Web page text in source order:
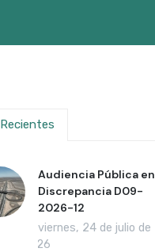
Recientes
Audiencia Pública en
Discrepancia D09-
2026-12
viernes, 24 de julio de
2026